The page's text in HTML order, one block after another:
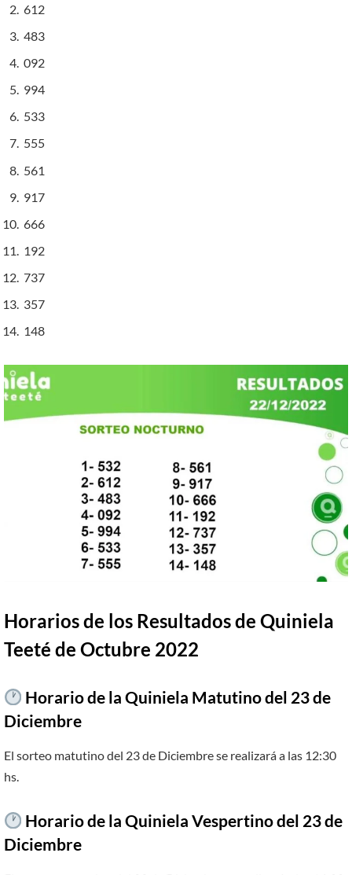
612
483
092
994
533
555
561
917
666
192
737
357
148
Horarios de los Resultados de Quiniela
Teeté de Octubre 2022
Horario de la Quiniela Matutino del 23 de
Diciembre
El sorteo matutino del 23 de Diciembre se realizará a las 12:30
hs.
Horario de la Quiniela Vespertino del 23 de
Diciembre